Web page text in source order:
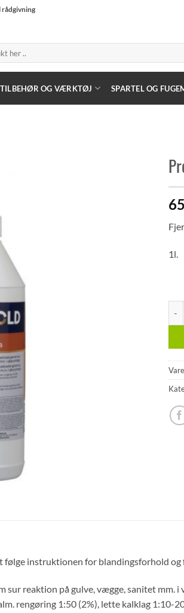
rådgivning
TILBEHØR OG VÆRKTØJ SPARTEL OG
1l.
følge instruktionen for blandingsforhold
sur reaktion på gulve, vægge, sanitet mm. i
rengøring 1:50 (2%), lette kalklag 1:10-